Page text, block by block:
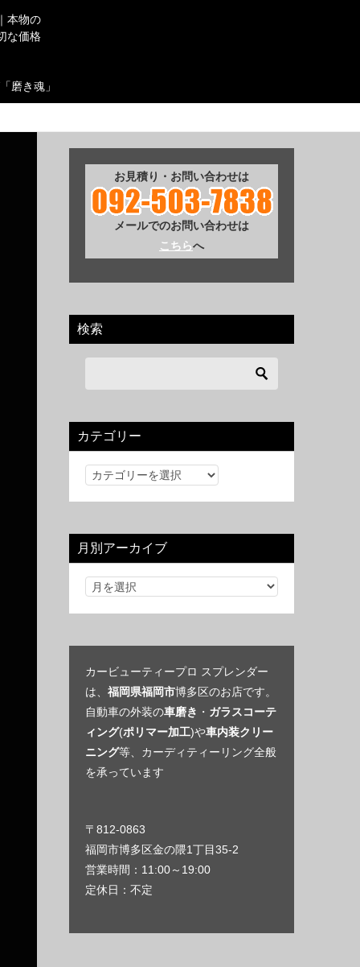
本物の
な価格
磨き魂」
お見積り・お問い合わせは
メールでのお問い合わせは
こちらへ
検索
カテゴリー
カ
リ
ー
月別アーカイブ
カービューティープロ スプレンダー
は、 福岡県福岡市博多区のお店です。
自動車の外装の車磨き ・ ガラスコーテ
ィング(ポリマー加工)や車内装クリー
ニング等、カーディティーリング全般
を承っています
〒812-0863
福岡市博多区金の隈1丁目35-2
営業時間：11:00～19:00
定休日：不定